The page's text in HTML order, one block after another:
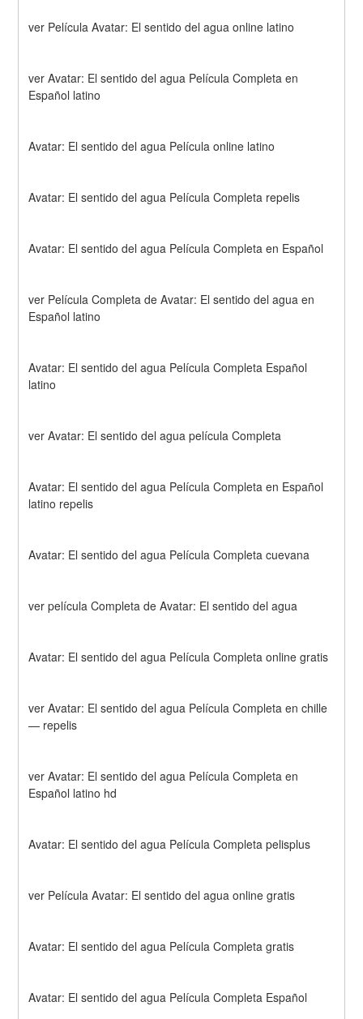
ver Película Avatar: El sentido del agua online latino
ver Avatar: El sentido del agua Película Completa en
Español latino
Avatar: El sentido del agua Película online latino
Avatar: El sentido del agua Película Completa repelis
Avatar: El sentido del agua Película Completa en Español
ver Película Completa de Avatar: El sentido del agua en
Español latino
Avatar: El sentido del agua Película Completa Español
latino
ver Avatar: El sentido del agua película Completa
Avatar: El sentido del agua Película Completa en Español
latino repelis
Avatar: El sentido del agua Película Completa cuevana
ver película Completa de Avatar: El sentido del agua
Avatar: El sentido del agua Película Completa online gratis
ver Avatar: El sentido del agua Película Completa en chille
— repelis
ver Avatar: El sentido del agua Película Completa en
Español latino hd
Avatar: El sentido del agua Película Completa pelisplus
ver Película Avatar: El sentido del agua online gratis
Avatar: El sentido del agua Película Completa gratis
Avatar: El sentido del agua Película Completa Español